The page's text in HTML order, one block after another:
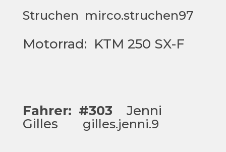
Struchen mirco.struchen97
Motorrad: KTM 250 SX-F
Fahrer: #303 Jenni
Gilles gilles.jenni.9